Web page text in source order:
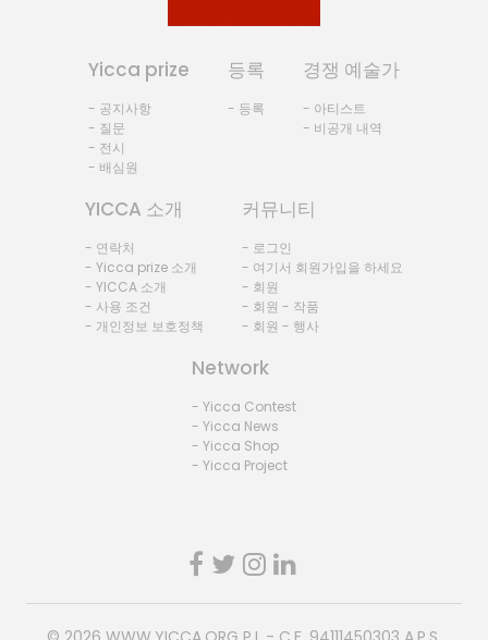
Yicca prize
- 공지사항
- 질문
- 전시
- 배심원
등록
- 등록
경쟁 예술가
- 아티스트
- 비공개 내역
YICCA 소개
- 연락처
- Yicca prize 소개
- YICCA 소개
- 사용 조건
- 개인정보 보호정책
커뮤니티
- 로그인
- 여기서 회원가입을 하세요
- 회원
- 회원 - 작품
- 회원 - 행사
Network
- Yicca Contest
- Yicca News
- Yicca Shop
- Yicca Project